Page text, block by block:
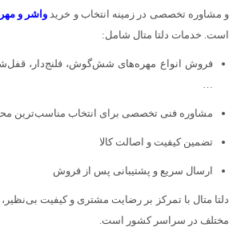
و مشاوره تخصصی در زمینه انتخاب و خریدواشر و
است. خدمات دلتا متال شامل:
فروش انواع مهره‌های شش‌گوش، فلنج‌دار،
…
مشاوره فنی تخصصی برای انتخاب مناسب‌ترین
تضمین کیفیت و اصالت کالا
ارسال سریع و پشتیبانی پس از فروش
دلتا متال با تمرکز بر رضایت مشتری و کیفیت
مختلف در سراسر کشور است.